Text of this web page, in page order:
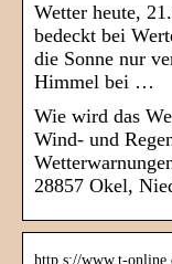
Wetter heute,
bedeckt bei
die Sonne nur
Himmel bei …
Wie wird das
Wind- und
28857 Okel,
http s://www.t-